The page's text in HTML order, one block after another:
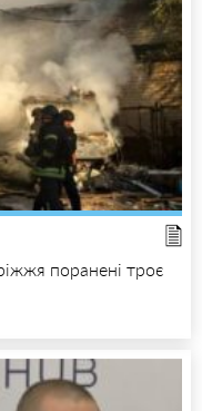
поранені троє